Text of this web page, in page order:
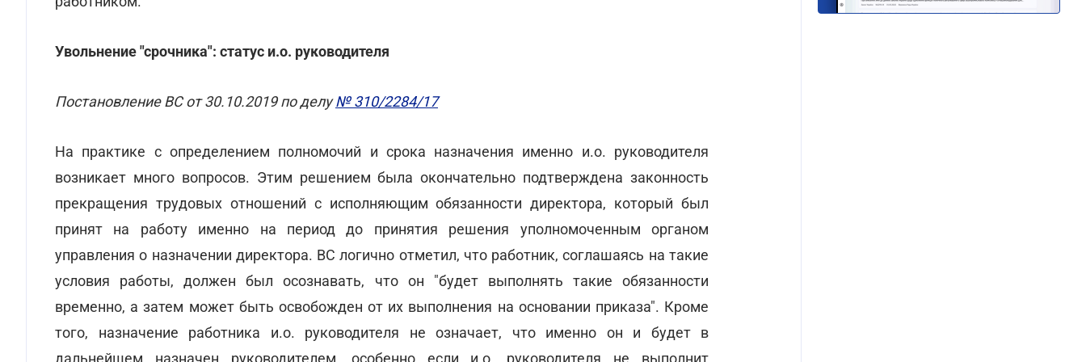
Увольнение "срочника": статус и.о. руководителя
Постановление ВС от 30.10.2019 по делу№ 310/2284/17
На практике с определением полномочий и срока назначения именно и.о. руководителя
возникает много вопросов. Этим решением была окончательно подтверждена законность
прекращения трудовых отношений с исполняющим обязанности директора, который был
принят на работу именно на период до принятия решения уполномоченным органом
управления о назначении директора. ВС логично отметил, что работник, соглашаясь на такие
условия работы, должен был осознавать, что он "будет выполнять такие обязанности
временно, а затем может быть освобожден от их выполнения на основании приказа". Кроме
того, назначение работника и.о. руководителя не означает, что именно он и будет в
дальнейшем назначен руководителем, особенно если и.о. руководителя не выполнит